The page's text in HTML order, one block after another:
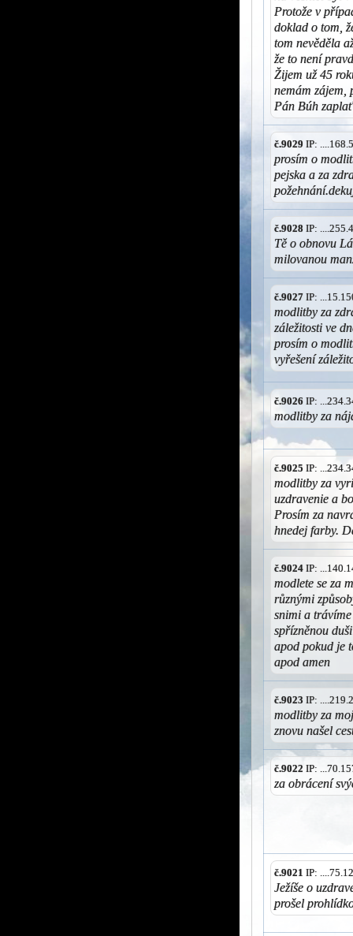
Protože v
doklad o tom,
tom nevěděla
že to není
Žijem už 45
nemám zájem,
Pán Búh
č.9029 IP:
prosím o
pejska a za
č.9028 IP:
Tě o obnovu
milovanou
č.9027 IP:
modlitby za
záležitosti ve
prosím o
vyřešení
č.9026 IP:
modlitby za
č.9025 IP:
modlitby za
uzdravenie a
Prosím za
hnedej farby.
č.9024 IP:
modlete se za
různými
snimi a
spřízněnou
apod pokud je
apod amen
č.9023 IP:
modlitby za
znovu našel
č.9022 IP:
za obrácení
č.9021 IP:
Ježíše o
prošel